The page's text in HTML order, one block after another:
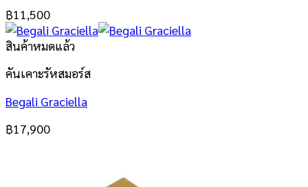
฿11,500
สินค้าหมดแล้ว
คันเคาะรัหสมอร์ส
Begali Graciella
฿17,900